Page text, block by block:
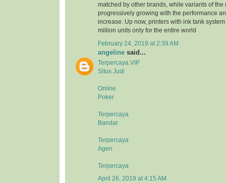
matched by other brands, while variants of the
progressively growing with the performance
increase. Up now, printers with ink tank
million units only for the entire world
February 24, 2019 at 2:39 AM
angeline said...
Terpercaya.VIP
Situs Judi
Online
Poker
Terpercaya
Bandar
Terpercaya
Agen
Terpercaya
April 26, 2019 at 4:15 AM